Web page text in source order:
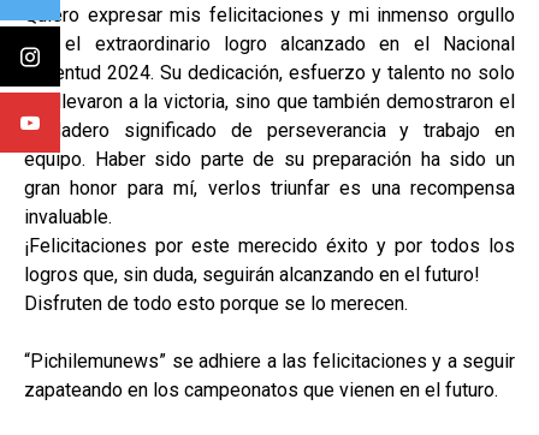
Quiero expresar mis felicitaciones y mi inmenso orgullo
por el extraordinario logro alcanzado en el Nacional
Juventud 2024. Su dedicación, esfuerzo y talento no solo
los llevaron a la victoria, sino que también demostraron el
verdadero significado de perseverancia y trabajo en
equipo. Haber sido parte de su preparación ha sido un
gran honor para mí, verlos triunfar es una recompensa
invaluable.
¡Felicitaciones por este merecido éxito y por todos los
logros que, sin duda, seguirán alcanzando en el futuro!
Disfruten de todo esto porque se lo merecen.
“Pichilemunews” se adhiere a las felicitaciones y a seguir
zapateando en los campeonatos que vienen en el futuro.